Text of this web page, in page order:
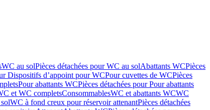
WC au solPièces détachées pour WC au solAbattants WCPièces
Dispositifs d’appoint pour WCPour cuvettes de WCPièces
Pour abattants WCPièces détachées pour Pour abattants
et WC completsConsommablesWC et abattants WCWC
WC à fond creux pour réservoir attenantPièces détachées